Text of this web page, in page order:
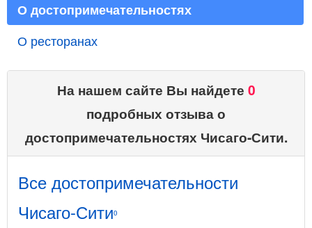
О достопримечательностях
О ресторанах
На нашем сайте Вы найдете 0
подробных отзыва о
достопримечательностях Чисаго-Сити.
Все достопримечательности
Чисаго-Сити0